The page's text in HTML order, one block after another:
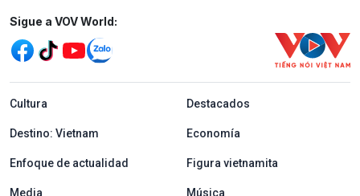
Mạng xã hội
Sigue a VOV World:
menu footer tiếng Tây ban nha
Cultura Destacados
Destino: Vietnam Economía
Enfoque de actualidad Figura vietnamita
Media Música